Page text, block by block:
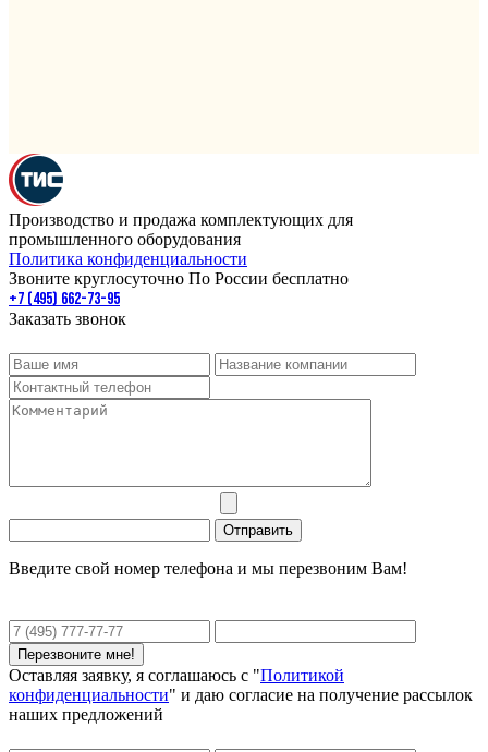
Производство и продажа комплектующих для
промышленного оборудования
Политика конфиденциальности
Звоните круглосуточно По России бесплатно
+7 (495) 662-73-95
Заказать звонок
Введите свой номер телефона и мы перезвоним Вам!
Оставляя заявку, я соглашаюсь с "Политикой
конфиденциальности" и даю согласие на получение рассылок
наших предложений